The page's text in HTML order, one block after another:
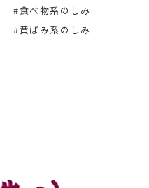
#食べ物系のしみ
#黄ばみ系のしみ